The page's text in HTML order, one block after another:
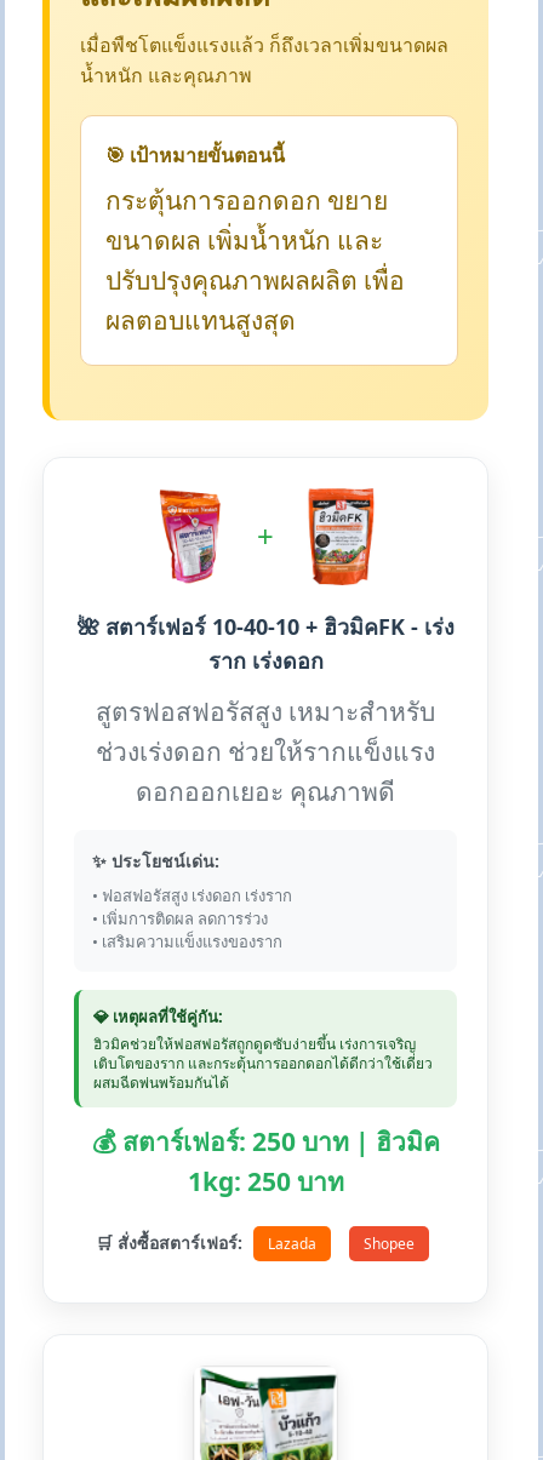
เมื่อพืชโตแข็งแรงแล้ว ก็ถึงเวลาเพิ่มขนาดผล
น้ำหนัก และคุณภาพ
🎯 เป้าหมายขั้นตอนนี้
กระตุ้นการออกดอก ขยาย
ขนาดผล เพิ่มน้ำหนัก และ
ปรับปรุงคุณภาพผลผลิต เพื่อ
ผลตอบแทนสูงสุด
+
🌺 สตาร์เฟอร์ 10-40-10 + ฮิวมิคFK - เร่ง
ราก เร่งดอก
สูตรฟอสฟอรัสสูง เหมาะสำหรับ
ช่วงเร่งดอก ช่วยให้รากแข็งแรง
ดอกออกเยอะ คุณภาพดี
✨ ประโยชน์เด่น:
• ฟอสฟอรัสสูง เร่งดอก เร่งราก
• เพิ่มการติดผล ลดการร่วง
• เสริมความแข็งแรงของราก
💎 เหตุผลที่ใช้คู่กัน:
ฮิวมิคช่วยให้ฟอสฟอรัสถูกดูดซับง่ายขึ้น เร่งการเจริญ
เติบโตของราก และกระตุ้นการออกดอกได้ดีกว่าใช้เดี่ยว
ผสมฉีดพ่นพร้อมกันได้
💰 สตาร์เฟอร์: 250 บาท | ฮิวมิค
1kg: 250 บาท
🛒 สั่งซื้อสตาร์เฟอร์: Lazada Shopee